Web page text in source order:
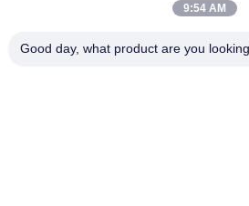
P.R.China.
9:54 AM
Good day, what product are you